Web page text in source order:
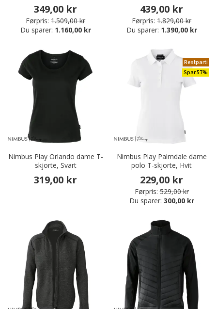
349,00 kr
Førpris: 1.509,00 kr
Du sparer: 1.160,00 kr
439,00 kr
Førpris: 1.829,00 kr
Du sparer: 1.390,00 kr
Nimbus Play Orlando dame T-
skjorte, Svart
319,00 kr
Restparti
Spar 57%
Nimbus Play Palmdale dame
polo T-skjorte, Hvit
229,00 kr
Førpris: 529,00 kr
Du sparer: 300,00 kr